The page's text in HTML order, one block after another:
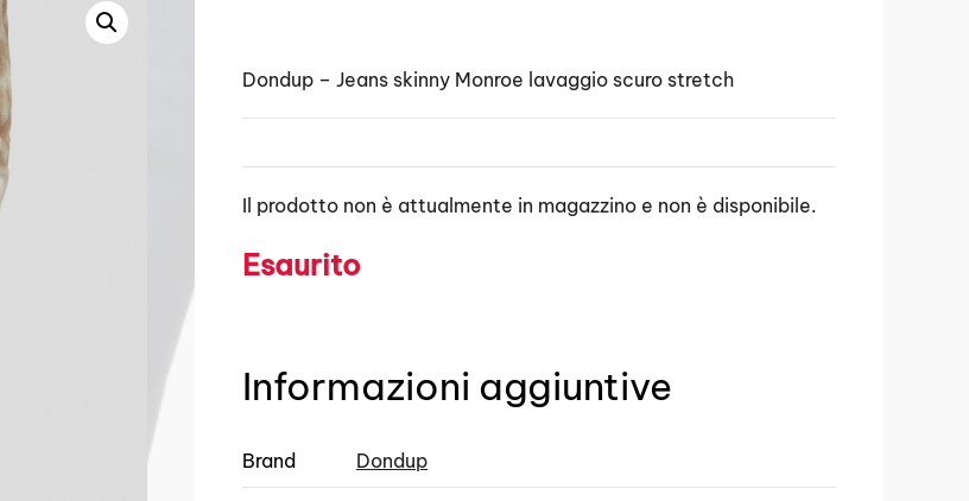
Dondup – Jeans skinny Monroe lavaggio scuro stretch
Il prodotto non è attualmente in magazzino e non è disponibile.
Esaurito
Informazioni aggiuntive
Brand Dondup